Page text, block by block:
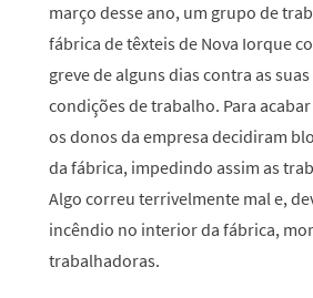
março desse ano, um grupo de
fábrica de têxteis de Nova Iorque
greve de alguns dias contra as
condições de trabalho. Para
os donos da empresa decidiram
da fábrica, impedindo assim as
Algo correu terrivelmente mal e,
incêndio no interior da fábrica,
trabalhadoras.